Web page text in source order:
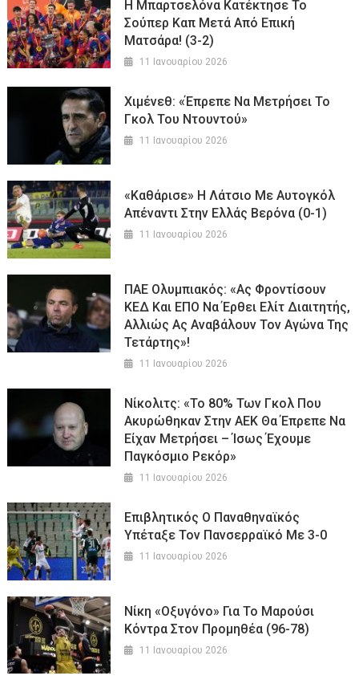
Η Μπαρτσελόνα Κατέκτησε Το
Σούπερ Καπ Μετά Από Επική
Ματσάρα! (3-2)
11 Ιανουαρίου 2026
Χιμένεθ: «Έπρεπε Να Μετρήσει Το
Γκολ Του Ντουντού»
11 Ιανουαρίου 2026
«Καθάρισε» Η Λάτσιο Με Αυτογκόλ
Απέναντι Στην Ελλάς Βερόνα (0-1)
11 Ιανουαρίου 2026
ΠΑΕ Ολυμπιακός: «Ας Φροντίσουν
ΚΕΔ Και ΕΠΟ Να Έρθει Ελίτ Διαιτητής,
Αλλιώς Ας Αναβάλουν Τον Αγώνα Της
Τετάρτης»!
11 Ιανουαρίου 2026
Νίκολιτς: «Το 80% Των Γκολ Που
Ακυρώθηκαν Στην ΑΕΚ Θα Έπρεπε Να
Είχαν Μετρήσει – Ίσως Έχουμε
Παγκόσμιο Ρεκόρ»
11 Ιανουαρίου 2026
Επιβλητικός Ο Παναθηναϊκός
Υπέταξε Τον Πανσερραϊκό Με 3-0
11 Ιανουαρίου 2026
Νίκη «οξυγόνο» Για Το Μαρούσι
Κόντρα Στον Προμηθέα (96-78)
11 Ιανουαρίου 2026